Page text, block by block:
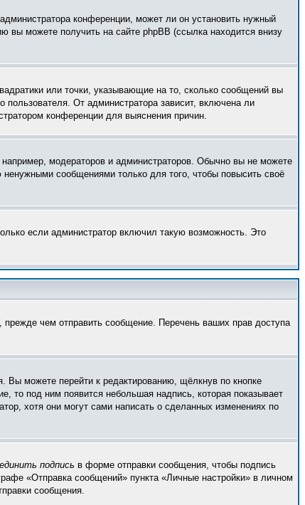
конференции, может ли он установить нужный
вы можете получить на сайте phpBB (ссылка находится внизу
или точки, указывающие на то, сколько сообщений вы
пользователя. От администратора зависит, включена ли
конференции для выяснения причин.
модераторов и администраторов. Обычно вы не можете
сообщениями только для того, чтобы повысить своё
если администратор включил такую возможность. Это
чем отправить сообщение. Перечень ваших прав доступа
Вы можете перейти к редактированию, щёлкнув по кнопке
то под ним появится небольшая надпись, которая показывает
хотя они могут сами написать о сделанных изменениях по
подпись в форме отправки сообщения, чтобы подпись
«Отправка сообщений» пункта «Личные настройки» в личном
сообщения.